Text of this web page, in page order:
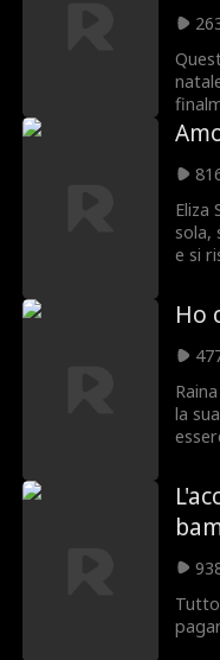
della
Eliza
sola,
e si
mani
Ho
la